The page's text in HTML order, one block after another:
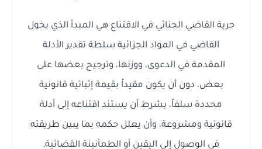
حرية القاضي الجنائي في الاقتناع هي المبدأ الذي يخول
القاضي في المواد الجزائية سلطة تقدير الأدلة
المقدمة في الدعوى، ووزنها، وترجيح بعضها على
بعض، دون أن يكون مقيداً بقيمة إثباتية قانونية
محددة سلفاً، بشرط أن يستند اقتناعه إلى أدلة
قانونية ومشروعة، وأن يعلل حكمه بما يبين طريقته
في الوصول إلى اليقين أو الطمأنينة القضائية.